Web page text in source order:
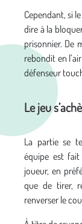
Cependant, si
dire à la
prisonnier. De
rebondit en
défenseur
Le jeu
La partie se
équipe est fait
joueur, en
que de tirer,
renverser le